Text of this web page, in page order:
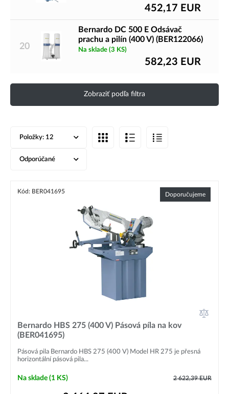
452,17 EUR
20
Bernardo DC 500 E Odsávač
prachu a pilín (400 V) (BER122066)
Na sklade (3 KS)
582,23 EUR
Zobraziť podľa filtra
Položky: 12
Odporúčané
Kód: BER041695 Doporučujeme
Bernardo HBS 275 (400 V) Pásová píla na kov
(BER041695)
Pásová pila Bernardo HBS 275 (400 V) Model HR 275 je přesná
horizontální pásová pila...
Na sklade (1 KS) 2 622,39EUR